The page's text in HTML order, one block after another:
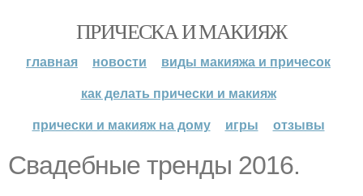
ПРИЧЕСКА И МАКИЯЖ
главная новости
виды макияжа и причесок
как делать прически и макияж
прически и макияж на дому
игры отзывы
Свадебные тренды 2016.